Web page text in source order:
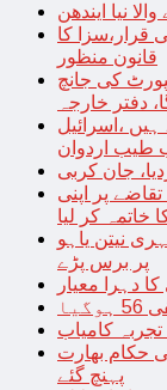
نیا ایندھن
قرار،سزا کا
قانون منظور
کی جانچ
دفتر خارجہ
،اسرائیل
طیب اردوان
جان کربی
تقاضے پر اپنی
خاتمہ کر لیا
نیتن یاہو
پر برس پڑے
دہرا معیار
تجربہ کامیاب
حکام بھارت
پہنچ گئے